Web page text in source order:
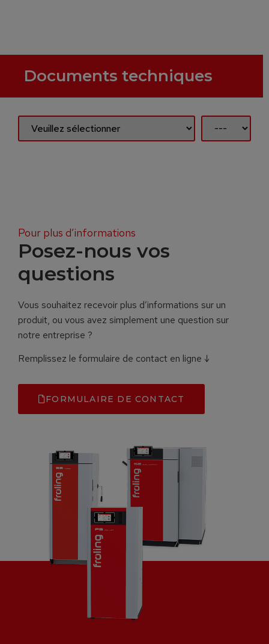
Documents techniques
Pour plus d’informations
Posez-nous vos
questions
Vous souhaitez recevoir plus d’informations sur un
produit, ou vous avez simplement une question sur
notre entreprise ?
Remplissez le formulaire de contact en ligne ↓
FORMULAIRE DE CONTACT